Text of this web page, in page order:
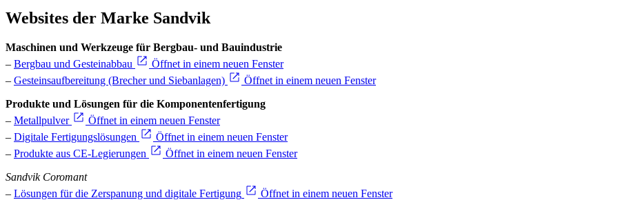
Websites der Marke Sandvik
Maschinen und Werkzeuge für Bergbau- und Bauindustrie
– Bergbau und Gesteinabbau
Öffnet in einem neuen Fenster
– Gesteinsaufbereitung (Brecher und Siebanlagen)
Öffnet in einem neuen Fenster
Produkte und Lösungen für die Komponentenfertigung
– Metallpulver
Öffnet in einem neuen Fenster
– Digitale Fertigungslösungen
Öffnet in einem neuen Fenster
– Produkte aus CE-Legierungen
Öffnet in einem neuen Fenster
Sandvik Coromant
– Lösungen für die Zerspanung und digitale Fertigung Öffnet in einem neuen Fenster